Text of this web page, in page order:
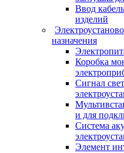
Ввод
изделий
назначения
Коробка
Сигнал
и для
Система
Элемент